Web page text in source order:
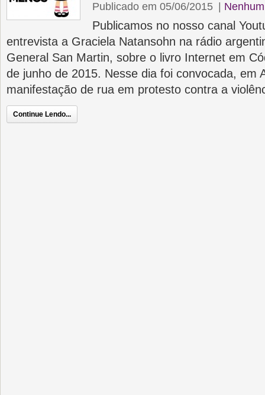
Publicado em 05/06/2015
Publicamos no nosso canal
entrevista a Graciela Natansohn na rádio
General San Martin, sobre o livro Internet em
de junho de 2015. Nesse dia foi convocada, em
manifestação de rua em protesto contra a
Continue Lendo...